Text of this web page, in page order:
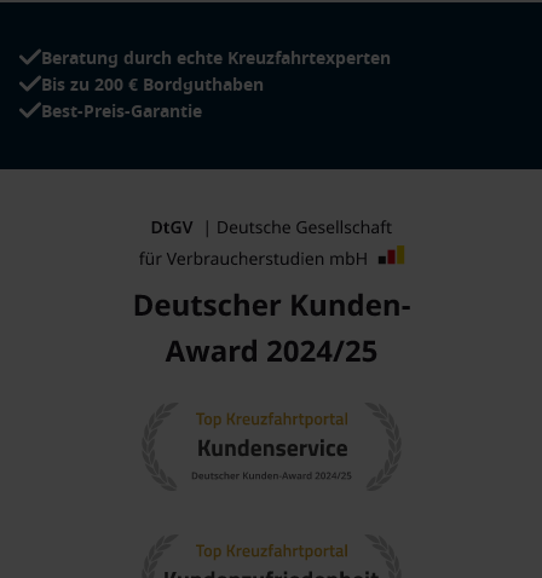
Potsdam
Deutschland : Potsdam ist berühmt für seine
prächtigen Schlösser, darunter das Schloss Sanssouci.
Besuchen Sie die beeindruckenden Gärten und das
Deutschland
: Die Oder ist ein malerischer Fluss, der Reisenden
Stettin bietet.
: Die Elbe bietet eine atemberaubende Kreuzfahrt
: Dieser Fluss fließt durch Berlin und bietet eine
Vielzahl von Sport- und Freizeitaktivitäten, die für Familien
bringen Reisende zu den schönsten Städten und
Beratung durch echte Kreuzfahrtexperten
Bis zu 200 € Bordguthaben
Best-Preis-Garantie